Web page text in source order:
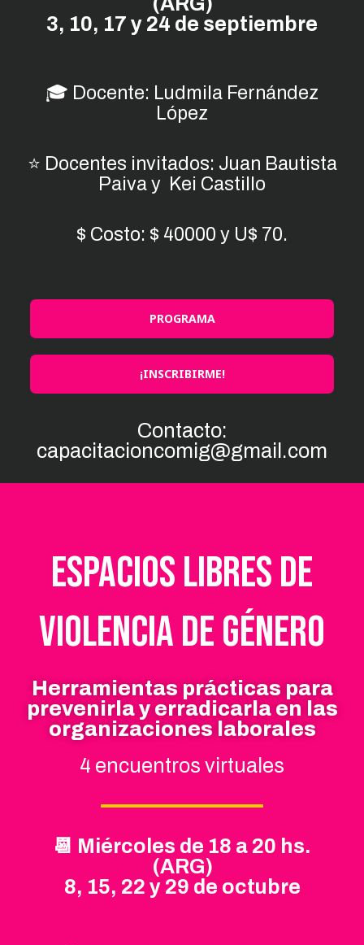
3, 10, 17 y 24 de septiembre
🎓 Docente: Ludmila Fernández
López
⭐ Docentes invitados: Juan Bautista
Paiva y Kei Castillo
$ Costo: $ 40000 y U$ 70.
PROGRAMA
¡INSCRIBIRME!
Contacto:
capacitacioncomig@gmail.com
Espacios libres de
violencia de género
Herramientas prácticas para
prevenirla y erradicarla en las
organizaciones laborales
4 encuentros virtuales
📆 Miércoles de 18 a 20 hs.
(ARG)
8, 15, 22 y 29 de octubre